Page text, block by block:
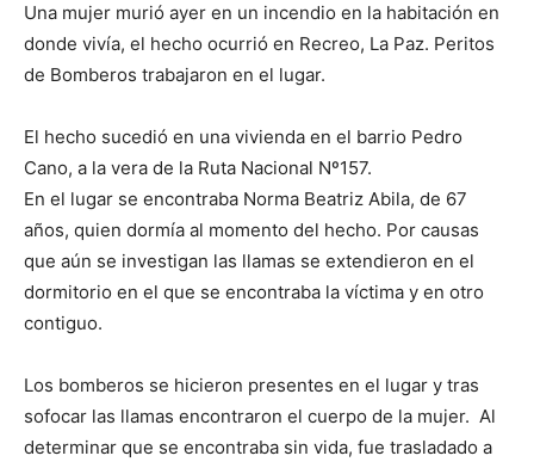
Una mujer murió ayer en un incendio en la habitación en
donde vivía, el hecho ocurrió en Recreo, La Paz. Peritos
de Bomberos trabajaron en el lugar.
El hecho sucedió en una vivienda en el barrio Pedro
Cano, a la vera de la Ruta Nacional Nº157.
En el lugar se encontraba Norma Beatriz Abila, de 67
años, quien dormía al momento del hecho. Por causas
que aún se investigan las llamas se extendieron en el
dormitorio en el que se encontraba la víctima y en otro
contiguo.
Los bomberos se hicieron presentes en el lugar y tras
sofocar las llamas encontraron el cuerpo de la mujer. Al
determinar que se encontraba sin vida, fue trasladado a